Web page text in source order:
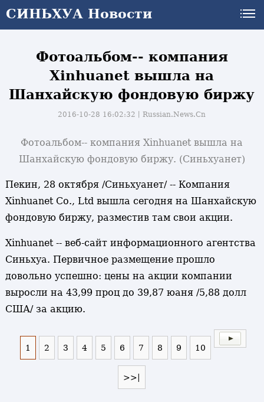
СИНЬХУА Новости
Фотоальбом-- компания
Xinhuanet вышла на
Шанхайскую фондовую биржу
2016-10-28 16:02:32丨Russian.News.Cn
Фотоальбом-- компания Xinhuanet вышла на
Шанхайскую фондовую биржу. (Синьхуанет)
Пекин, 28 октября /Синьхуанет/ -- Компания
Xinhuanet Co., Ltd вышла сегодня на Шанхайскую
фондовую биржу, разместив там свои акции.
Xinhuanet -- веб-сайт информационного агентства
Синьхуа. Первичное размещение прошло
довольно успешно: цены на акции компании
выросли на 43,99 проц до 39,87 юаня /5,88 долл
США/ за акцию.
1 2 3 4 5 6 7 8 9 10
>>|